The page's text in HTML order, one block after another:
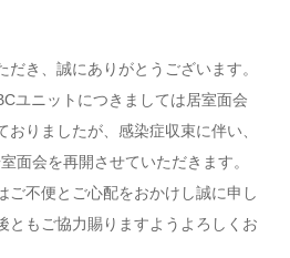
き、誠にありがとうございます。
ユニットにつきましては居室面会
りましたが、感染症収束に伴い、
面会を再開させていただきます。
ご不便とご心配をおかけし誠に申し
ともご協力賜りますようよろしくお